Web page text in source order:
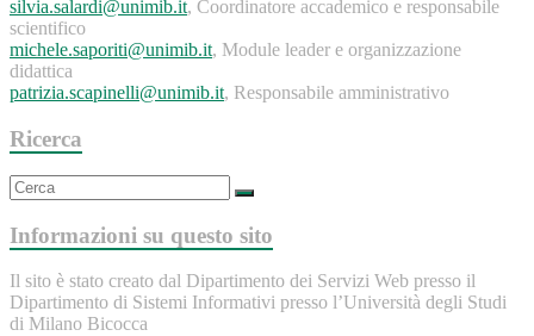
silvia.salardi@unimib.it, Coordinatore accademico e responsabile
scientifico
michele.saporiti@unimib.it, Module leader e organizzazione
didattica
patrizia.scapinelli@unimib.it, Responsabile amministrativo
Ricerca
Informazioni su questo sito
Il sito è stato creato dal Dipartimento dei Servizi Web presso il
Dipartimento di Sistemi Informativi presso l’Università degli Studi
di Milano Bicocca